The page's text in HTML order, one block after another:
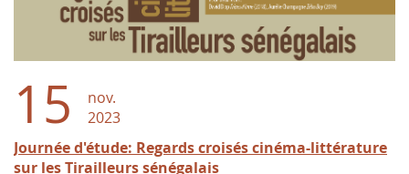
15
nov.
2023
Journée d'étude: Regards croisés cinéma-littérature
sur les Tirailleurs sénégalais